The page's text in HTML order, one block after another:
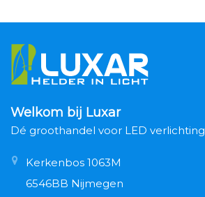
Welkom bij Luxar
Dé groothandel voor LED verlichting
Kerkenbos 1063M
6546BB Nijmegen